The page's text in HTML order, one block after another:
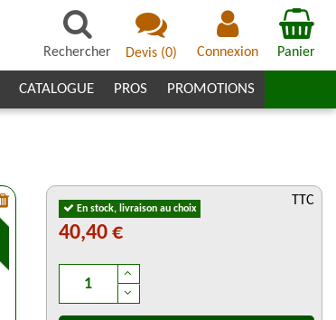
Rechercher Devis (0) Connexion Panier
CATALOGUE PROS PROMOTIONS
En stock, livraison au choix
40,40 €
TTC